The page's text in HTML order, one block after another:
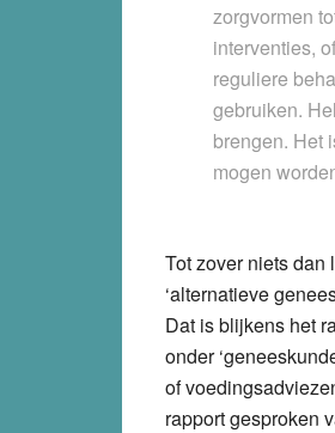
zorgvormen
interventies,
reguliere
gebruiken.
brengen. Het
mogen
Tot zover niets dan
‘alternatieve
Dat is blijkens het
onder
of
rapport gesproken